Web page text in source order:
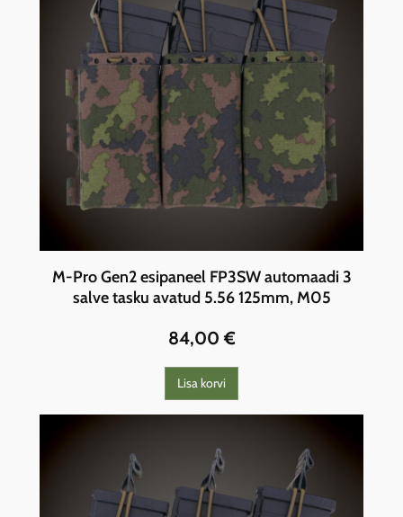
M-Pro Gen2 esipaneel FP3SW automaadi 3
salve tasku avatud 5.56 125mm, M05
84,00€
Lisa korvi